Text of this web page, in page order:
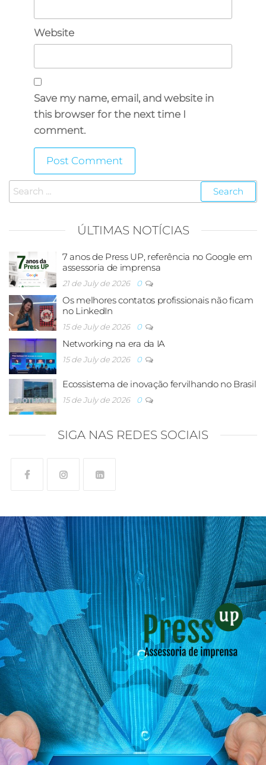
Website
Save my name, email, and website in
this browser for the next time I
comment.
ÚLTIMAS NOTÍCIAS
7 anos de Press UP, referência no Google em
assessoria de imprensa
21 de July de 2026 0
Os melhores contatos profissionais não ficam
no LinkedIn
15 de July de 2026 0
Networking na era da IA
15 de July de 2026 0
Ecossistema de inovação fervilhando no Brasil
15 de July de 2026 0
SIGA NAS REDES SOCIAIS